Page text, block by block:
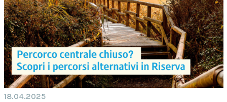
18.04.2025